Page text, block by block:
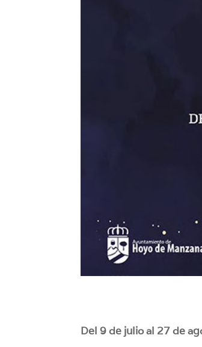
Del 9 de julio al 27 de